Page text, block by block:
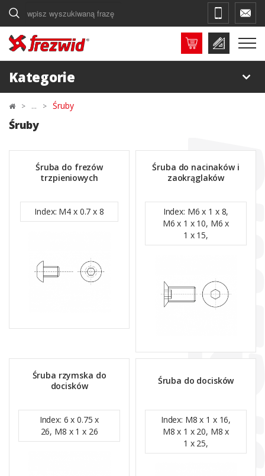
Szukaj
Kategorie
Śruby
Śruby
Śruba do frezów
trzpieniowych
Index: M4 x 0.7 x 8
Śruba do nacinaków i
zaokrąglaków
Index: M6 x 1 x 8,
M6 x 1 x 10, M6 x
1 x 15,
Śruba rzymska do
docisków
Index: 6 x 0.75 x
26, M8 x 1 x 26
Śruba do docisków
Index: M8 x 1 x 16,
M8 x 1 x 20, M8 x
1 x 25,